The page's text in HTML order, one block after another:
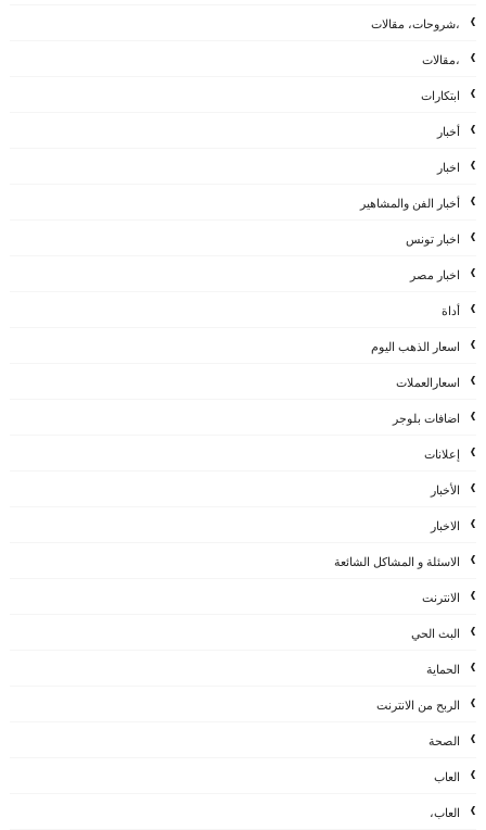
،شروحات، مقالات
،مقالات
ابتكارات
أخبار
اخبار
أخبار الفن والمشاهير
اخبار تونس
اخبار مصر
أداة
اسعار الذهب اليوم
اسعارالعملات
اضافات بلوجر
إعلانات
الأخبار
الاخبار
الاسئلة و المشاكل الشائعة
الانترنت
البث الحي
الحماية
الربح من الانترنت
الصحة
العاب
العاب،